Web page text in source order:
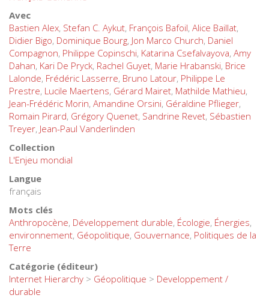
Avec
Bastien Alex, Stefan C. Aykut, François Bafoil, Alice Baillat,
Didier Bigo, Dominique Bourg, Jon Marco Church, Daniel
Compagnon, Philippe Copinschi, Katarina Csefalvayova, Amy
Dahan, Kari De Pryck, Rachel Guyet, Marie Hrabanski, Brice
Lalonde, Frédéric Lasserre, Bruno Latour, Philippe Le
Prestre, Lucile Maertens, Gérard Mairet, Mathilde Mathieu,
Jean-Frédéric Morin, Amandine Orsini, Géraldine Pflieger,
Romain Pirard, Grégory Quenet, Sandrine Revet, Sébastien
Treyer, Jean-Paul Vanderlinden
Collection
L'Enjeu mondial
Langue
français
Mots clés
Anthropocène, Développement durable, Écologie, Énergies,
environnement, Géopolitique, Gouvernance, Politiques de la
Terre
Catégorie (éditeur)
Internet Hierarchy > Géopolitique > Developpement /
durable